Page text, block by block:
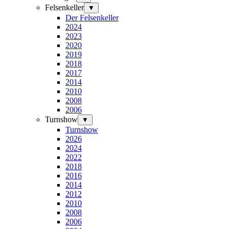
Felsenkeller ▼
Der Felsenkeller
2024
2023
2020
2019
2018
2017
2014
2010
2008
2006
Turnshow
▼
Turnshow
2026
2024
2022
2018
2016
2014
2012
2010
2008
2006